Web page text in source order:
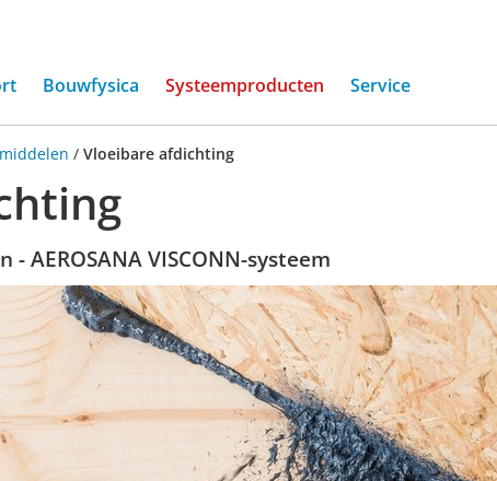
Bouwfysica Systeemproducten (current)
Service
/ Vloeibare afdichting
AEROSANA VISCONN-systeem